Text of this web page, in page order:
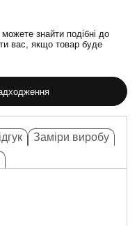
знайти подібні до
вас, якщо товар буде
Заміри виробу